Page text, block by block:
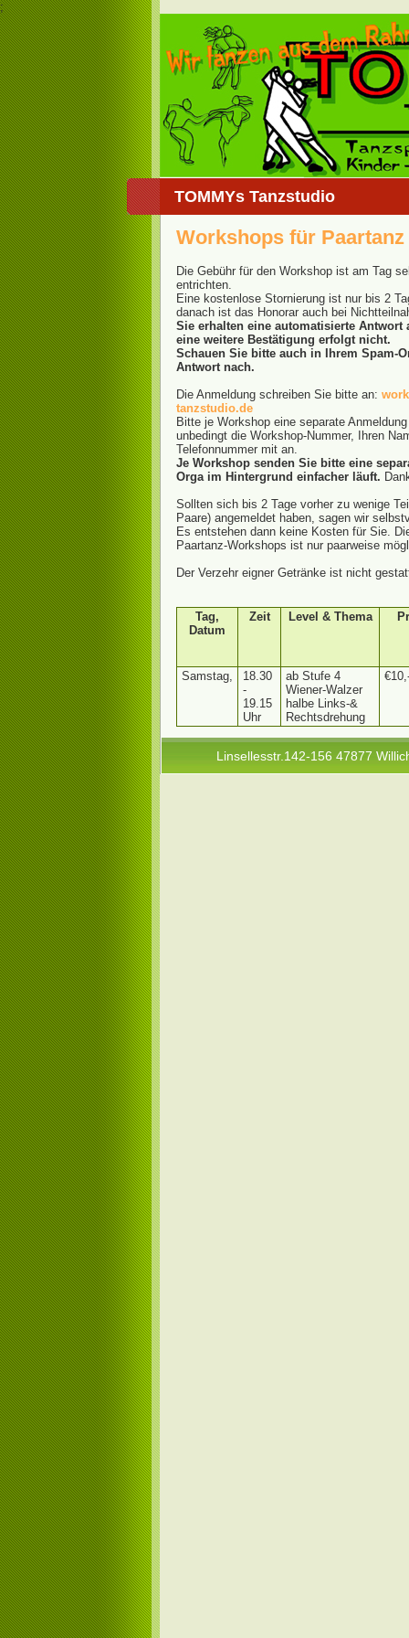
;
TOMMYs Tanzstudio
Workshops für Paartanz
Die Gebühr für den Workshop ist am Tag
entrichten.
Eine kostenlose Stornierung ist nur bis 2
danach ist das Honorar auch bei
Sie erhalten eine automatisierte Antwort
eine weitere Bestätigung erfolgt nicht.
Schauen Sie bitte auch in Ihrem Spam-
Antwort nach.
Die Anmeldung schreiben Sie bitte an:
tanzstudio.de
Bitte je Workshop eine separate
unbedingt die Workshop-Nummer, Ihren
Telefonnummer mit an.
Je Workshop senden Sie bitte eine
Orga im Hintergrund einfacher läuft.
Sollten sich bis 2 Tage vorher zu wenige
Paare) angemeldet haben, sagen wir
Es entstehen dann keine Kosten für Sie.
Paartanz-Workshops ist nur paarweise
Der Verzehr eigner Getränke ist nicht
Tag,
Datum
Zeit Level & Thema
Samstag,
18.30
-
19.15
Uhr
ab Stufe 4
Wiener-Walzer
halbe Links-&
Rechtsdrehung
Linsellesstr.142-156 47877